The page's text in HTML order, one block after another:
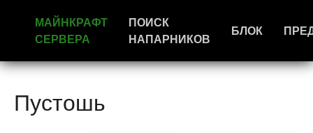
МАЙНКРАФТ
СЕРВЕРА
ПОИСК
НАПАРНИКОВ
БЛОК
Пустошь